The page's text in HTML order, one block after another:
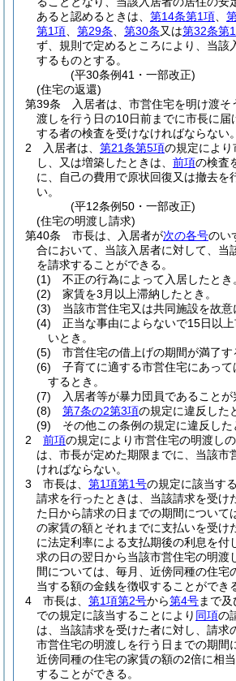
あると認めるときは、 第14条第1項
第1項
第29条 第30条又は第32条第
ず、規則で定めるところにより、当該
するものとする。
(平30条例41・一部改正)
(住宅の返還)
第39条
入居者は、市営住宅を明け渡そ
渡しを行う日の10日前までに市長に届
する者の検査を受けなければならない。
2
入居者は、 第21条第5項の規定により
し、又は増築したときは、 前項の検査
に、自己の費用で原状回復又は撤去を
い。
(平12条例50・一部改正)
(住宅の明渡し請求)
第40条
市長は、入居者が次の各号のい
合において、当該入居者に対して、当
を請求することができる。
(1)
不正の行為によって入居したとき
(2)
家賃を3月以上滞納したとき。
(3)
当該市営住宅又は共同施設を故意
(4)
正当な事由によらないで15日以
いとき。
(5)
市営住宅の借上げの期間が満了す
(6)
子育てに適する市営住宅にあっ
するとき。
(7)
入居者等が暴力団員であることが
(8)
第7条の2第3項の規定に違反した
(9)
その他この条例の規定に違反した
2
前項の規定により市営住宅の明渡し
は、市長が定めた期限までに、当該市
ければならない。
3
市長は、 第1項第1号の規定に該当す
請求を行ったときは、当該請求を受け
た日から請求の日までの期間について
の家賃の額とそれまでに支払いを受け
に法定利率による支払期後の利息を付
求の日の翌日から当該市営住宅の明渡
間については、毎月、近傍同種の住宅
当する額の金銭を徴収することができ
4
市長は、 第1項第2号から第4号まで及
での規定に該当することにより 同項の
は、当該請求を受けた者に対し、請求
市営住宅の明渡しを行う日までの期間
近傍同種の住宅の家賃の額の2倍に相
することができる。